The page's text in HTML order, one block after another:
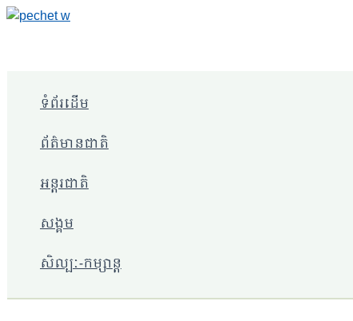
Skip
ទំព័រដើម
ព័ត៌មានជាតិ
អន្តរជាតិ
សង្គម
សិល្បៈ-កម្សាន្ត